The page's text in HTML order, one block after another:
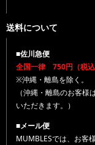
送料について
■佐川急便
全国一律 750円（税込
※沖縄・離島を除く。
（沖縄・離島のお客
いただきます。）
■メール便
MUMBLESでは、お客